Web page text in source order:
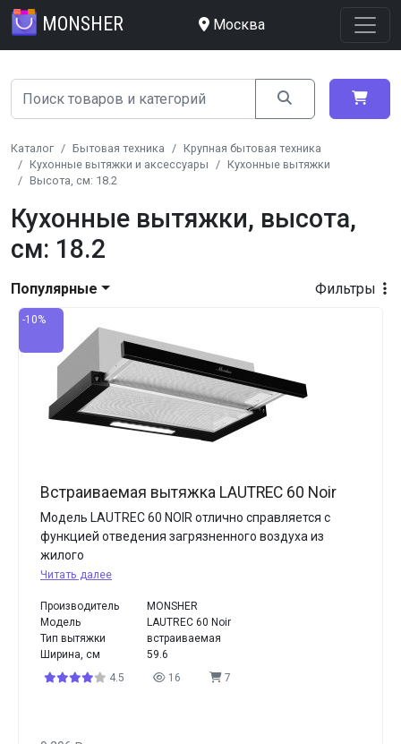
MONSHER Москва
Каталог Бытовая техника
Крупная бытовая техника
Кухонные вытяжки и аксессуары
Кухонные вытяжки
Высота, см: 18.2
Кухонные вытяжки, высота,
см: 18.2
Фильтры
Популярные
-10%
Встраиваемая вытяжка LAUTREC 60 Noir
Модель LAUTREC 60 NOIR отлично справляется с
функцией отведения загрязненного воздуха из
жилого
Читать далее
Производитель
MONSHER
Модель
LAUTREC 60 Noir
Тип вытяжки
встраиваемая
Ширина, см
59.6
4.5
16 7